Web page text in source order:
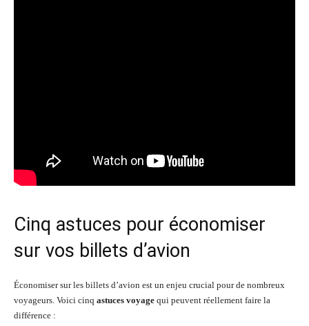
Cinq astuces pour économiser
sur vos billets d’avion
Économiser sur les billets d’avion est un enjeu crucial pour de nombreux
voyageurs. Voici cinq astuces voyage qui peuvent réellement faire la
différence :